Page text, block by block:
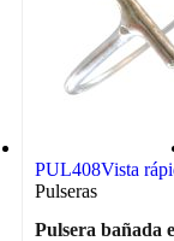
PUL408Vista
Pulseras
Pulsera bañada